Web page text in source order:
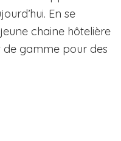
En se
chaine hôtelière
de gamme pour des